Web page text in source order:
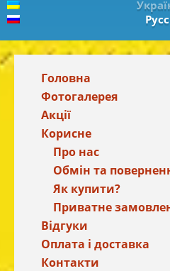
Головна
Фотогалерея
Акції
Корисне
Про нас
Обмін та
Як купити?
Приватне
Відгуки
Оплата і доставка
Контакти